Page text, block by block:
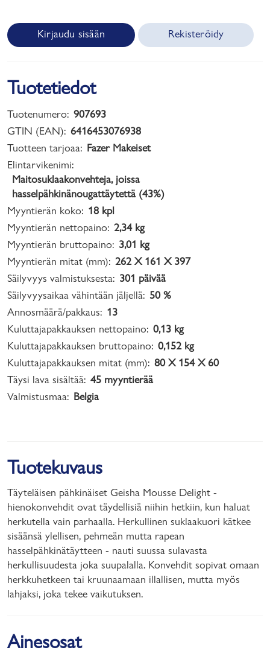
Kirjaudu sisään Rekisteröidy
Tuotetiedot
Tuotenumero: 907693
GTIN (EAN): 6416453076938
Tuotteen tarjoaa: Fazer Makeiset
Elintarvikenimi:
Maitosuklaakonvehteja, joissa
hasselpähkinänougattäytettä (43%)
Myyntierän koko: 18 kpl
Myyntierän nettopaino: 2,34 kg
Myyntierän bruttopaino: 3,01 kg
Myyntierän mitat (mm): 262 X 161 X 397
Säilyvyys valmistuksesta: 301 päivää
Säilyvyysaikaa vähintään jäljellä: 50 %
Annosmäärä/pakkaus: 13
Kuluttajapakkauksen nettopaino: 0,13 kg
Kuluttajapakkauksen bruttopaino: 0,152 kg
Kuluttajapakkauksen mitat (mm): 80 X 154 X 60
Täysi lava sisältää: 45 myyntierää
Valmistusmaa: Belgia
Tuotekuvaus
Täyteläisen pähkinäiset Geisha Mousse Delight -
hienokonvehdit ovat täydellisiä niihin hetkiin, kun haluat
herkutella vain parhaalla. Herkullinen suklaakuori kätkee
sisäänsä ylellisen, pehmeän mutta rapean
hasselpähkinätäytteen - nauti suussa sulavasta
herkullisuudesta joka suupalalla. Konvehdit sopivat omaan
herkkuhetkeen tai kruunaamaan illallisen, mutta myös
lahjaksi, joka tekee vaikutuksen.
Ainesosat